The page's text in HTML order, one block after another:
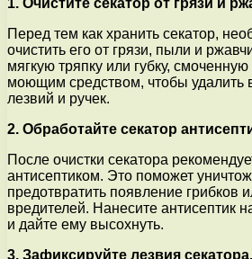
1. Очистите секатор от грязи и
Перед тем как хранить секатор,
очистить его от грязи, пыли и
мягкую тряпку или губку,
моющим средством, чтобы удалить
лезвий и ручек.
2. Обработайте секатор
После очистки секатора
антисептиком. Это поможет
предотвратить появление грибков
вредителей. Нанесите антисептик
и дайте ему высохнуть.
3. Зафиксируйте лезвия секатора.